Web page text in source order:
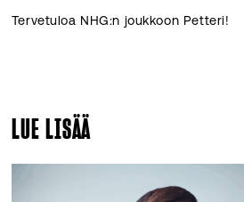
Tervetuloa NHG:n joukkoon Petteri!
LUE LISÄÄ